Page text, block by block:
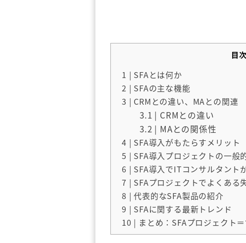
目次
1 | SFAとは何か
2 | SFAの主な機能
3 | CRMとの違い、MAとの関連
3.1 | CRMとの違い
3.2 | MAとの関係性
4 | SFA導入がもたらすメリット
5 | SFA導入プロジェクトの一般
6 | SFA導入でITコンサルタント
7 | SFAプロジェクトでよくある
8 | 代表的なSFA製品の紹介
9 | SFAに関する最新トレンド
10 | まとめ：SFAプロジェクト